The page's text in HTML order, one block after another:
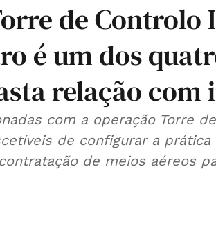
de Controlo
é um dos
relação com
com a operação Torre
de configurar a
de meios aéreos